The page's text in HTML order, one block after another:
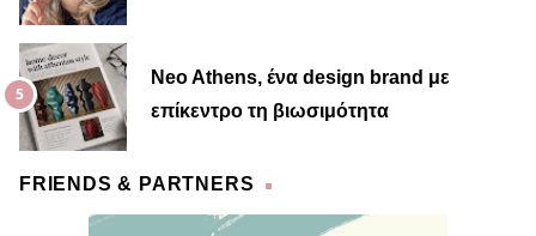
Neo Athens, ένα design brand με
επίκεντρο τη βιωσιμότητα
FRIENDS & PARTNERS